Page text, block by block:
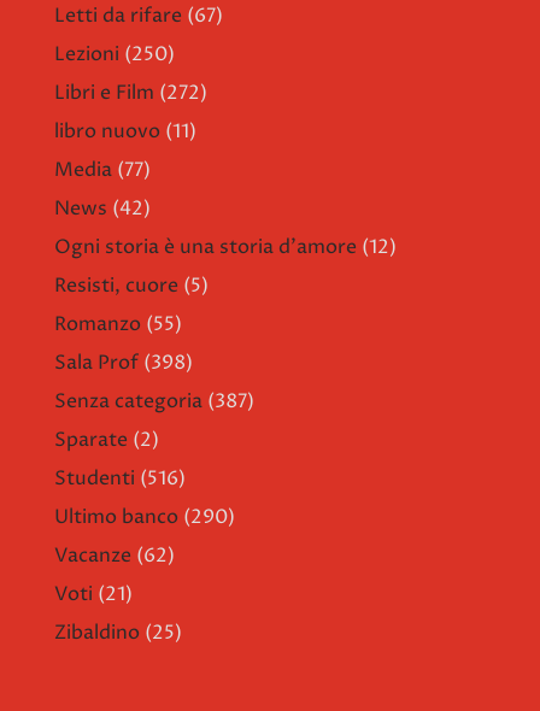
Letti da rifare (67)
Lezioni (250)
Libri e Film (272)
libro nuovo (11)
Media (77)
News (42)
Ogni storia è una storia d'amore (12)
Resisti, cuore (5)
Romanzo (55)
Sala Prof (398)
Senza categoria (387)
Sparate (2)
Studenti (516)
Ultimo banco (290)
Vacanze (62)
Voti (21)
Zibaldino (25)